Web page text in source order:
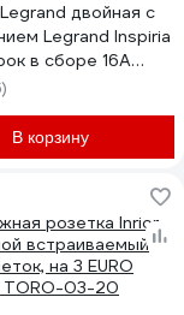
двойная с
Legrand Inspiria
в сборе 16А
зажимы
В корзину